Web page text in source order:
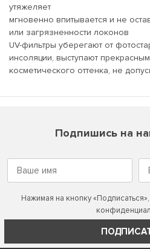
утяжеляет
мгновенно впитывается и не
или загрязненности локонов
UV-фильтры уберегают от
инсоляции, выступают
косметического оттенка, не
Подпишись на
Нажимая на кнопку